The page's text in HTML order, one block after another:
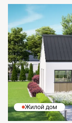
Жилой дом